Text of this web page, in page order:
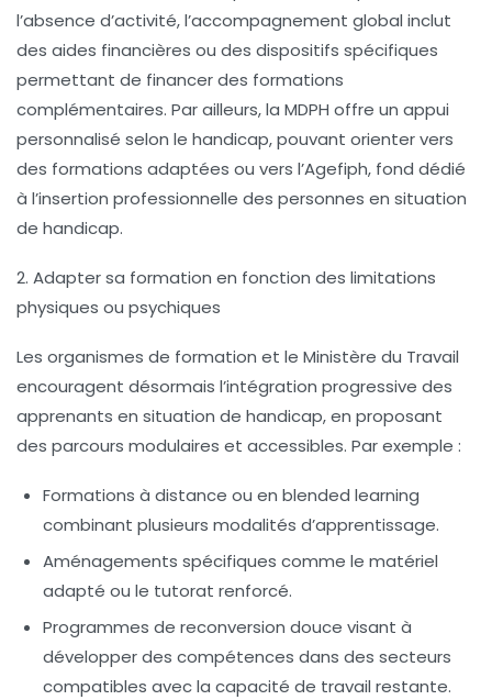
l’absence d’activité, l’accompagnement global inclut
des aides financières ou des dispositifs spécifiques
permettant de financer des formations
complémentaires. Par ailleurs, la MDPH offre un appui
personnalisé selon le handicap, pouvant orienter vers
des formations adaptées ou vers l’Agefiph, fond dédié
à l’insertion professionnelle des personnes en situation
de handicap.
2. Adapter sa formation en fonction des limitations
physiques ou psychiques
Les organismes de formation et le Ministère du Travail
encouragent désormais l’intégration progressive des
apprenants en situation de handicap, en proposant
des parcours modulaires et accessibles. Par exemple :
Formations à distance ou en blended learning
combinant plusieurs modalités d’apprentissage.
Aménagements spécifiques comme le matériel
adapté ou le tutorat renforcé.
Programmes de reconversion douce visant à
développer des compétences dans des secteurs
compatibles avec la capacité de travail restante.